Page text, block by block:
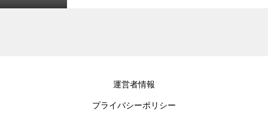
利な意味と使い
運営者情報
プライバシーポリシー